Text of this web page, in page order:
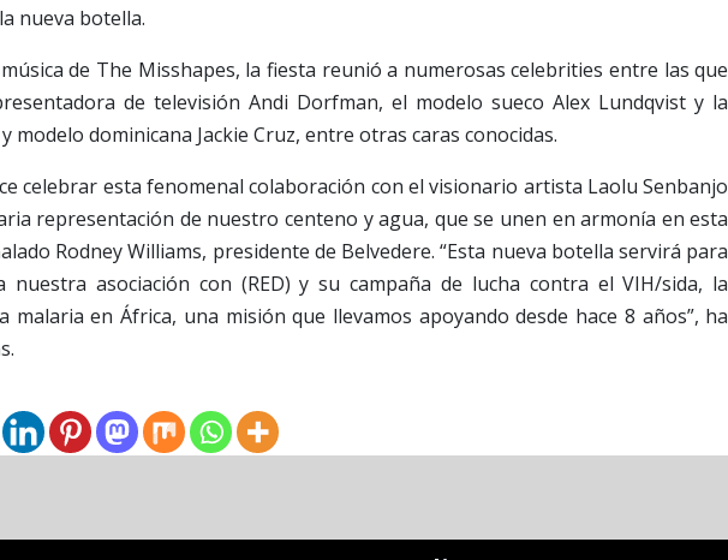
nueva botella.
de The Misshapes, la fiesta reunió a numerosas celebrities entre las que
de televisión Andi Dorfman, el modelo sueco Alex Lundqvist y la
modelo dominicana Jackie Cruz, entre otras caras conocidas.
celebrar esta fenomenal colaboración con el visionario artista Laolu Senbanjo
representación de nuestro centeno y agua, que se unen en armonía en esta
Rodney Williams, presidente de Belvedere. “Esta nueva botella servirá para
nuestra asociación con (RED) y su campaña de lucha contra el VIH/sida, la
malaria en África, una misión que llevamos apoyando desde hace 8 años”, ha